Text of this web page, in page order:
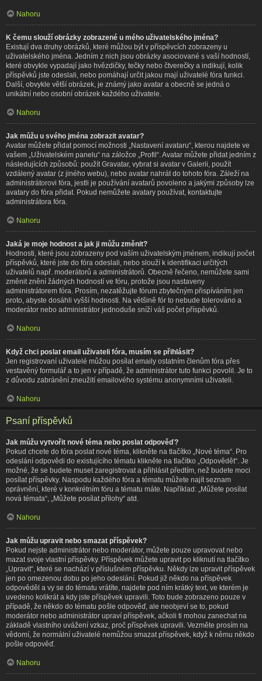
Nahoru
K čemu slouží obrázky zobrazené u mého uživatelského jména?
Existují dva druhy obrázků, které můžou být v příspěvcích zobrazeny u
uživatelského jména. Jedním z nich jsou obrázky asociované s vaší hodností,
které obvykle vypadají jako hvězdičky, tečky nebo čtverečky a indikují, kolik
příspěvků jste odeslali, nebo pomáhají určit jakou mají uživatelé fóra funkci.
Další, obvykle větší obrázek, je známý jako avatar a obecně se jedná o
unikátní nebo osobní obrázek každého uživatele.
Nahoru
Jak můžu u svého jména zobrazit avatar?
Avatar můžete přidat pomocí možnosti „Nastavení avataru“, kterou najdete ve
vašem „Uživatelském panelu“ na záložce „Profil“. Avatar můžete přidat jedním z
následujících způsobů: použít Gravatar, vybrat si avatar v Galerii, použít
vzdálený avatar (z jiného webu), nebo avatar nahrát do tohoto fóra. Záleží na
administrátorovi fóra, jestli je používání avatarů povoleno a jakými způsoby lze
avatary do fóra přidat. Pokud nemůžete avatary používat, kontaktujte
administrátora fóra.
Nahoru
Jaká je moje hodnost a jak ji můžu změnit?
Hodnosti, které jsou zobrazeny pod vaším uživatelským jménem, indikují počet
příspěvků, které jste do fóra odeslali, nebo slouží k identifikaci určitých
uživatelů např. moderátorů a administrátorů. Obecně řečeno, nemůžete sami
změnit znění žádných hodností ve fóru, protože jsou nastaveny
administrátorem fóra. Prosím, nezatěžujte fórum zbytečným přispíváním jen
proto, abyste dosáhli vyšší hodnosti. Na většině fór to nebude tolerováno a
moderátor nebo administrátor jednoduše sníží váš počet příspěvků.
Nahoru
Když chci poslat email uživateli fóra, musím se přihlásit?
Jen registrovaní uživatelé můžou posílat emaily ostatním členům fóra přes
vestavěný formulář a to jen v případě, že administrátor tuto funkci povolil. Je to
z důvodu zabránění zneužití emailového systému anonymními uživateli.
Nahoru
Psaní příspěvků
Jak můžu vytvořit nové téma nebo poslat odpověď?
Pokud chcete do fóra poslat nové téma, klikněte na tlačítko „Nové téma“. Pro
odeslání odpovědi do existujícího tématu klikněte na tlačítko „Odpovědět“. Je
možné, že se budete muset zaregistrovat a přihlásit předtím, než budete moci
posílat příspěvky. Naspodu každého fóra a tématu můžete najít seznam
oprávnění, které v konkrétním fóru a tématu máte. Například: „Můžete posílat
nová témata“, „Můžete posílat přílohy“ atd.
Nahoru
Jak můžu upravit nebo smazat příspěvek?
Pokud nejste administrátor nebo moderátor, můžete pouze upravovat nebo
mazat svoje vlastní příspěvky. Příspěvek můžete upravit po kliknutí na tlačítko
„Upravit“, které se nachází v příslušném příspěvku. Někdy lze upravit příspěvek
jen po omezenou dobu po jeho odeslání. Pokud již někdo na příspěvek
odpověděl a vy se do tématu vrátíte, najdete pod ním krátký text, ve kterém je
uvedeno kolikrát a kdy jste příspěvek upravili. Toto bude zobrazeno pouze v
případě, že někdo do tématu pošle odpověď, ale neobjeví se to, pokud
moderátor nebo administrátor upraví příspěvek, ačkoli ti mohou zanechat na
základě vlastního uvážení vzkaz, proč příspěvek upravili. Vezměte prosím na
vědomí, že normální uživatelé nemůžou smazat příspěvek, když k němu někdo
pošle odpověď.
Nahoru